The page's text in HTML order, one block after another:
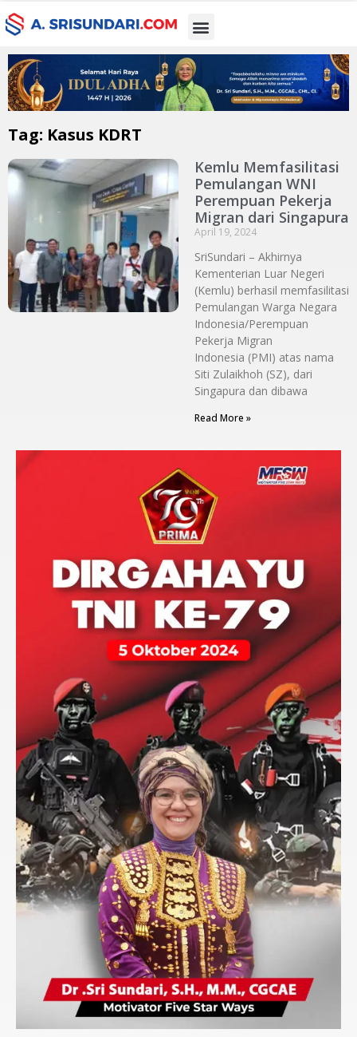
Tag: Kasus KDRT
Kemlu Memfasilitasi
Pemulangan WNI
Perempuan Pekerja
Migran dari Singapura
April 19, 2024
SriSundari – Akhirnya
Kementerian Luar Negeri
(Kemlu) berhasil memfasilitasi
Pemulangan Warga Negara
Indonesia/Perempuan
Pekerja Migran
Indonesia (PMI) atas nama
Siti Zulaikhoh (SZ), dari
Singapura dan dibawa
Read More »